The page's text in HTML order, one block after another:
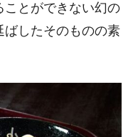
とができない幻の
ばしたそのものの素